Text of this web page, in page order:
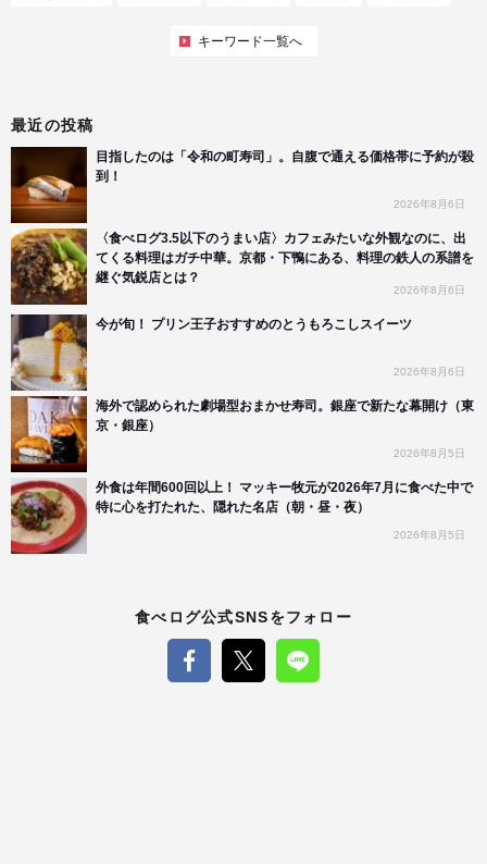
キーワード一覧へ
最近の投稿
目指したのは「令和の町寿司」。自腹で通える価格帯に予約が殺
到！
2026年8月6日
〈食べログ3.5以下のうまい店〉カフェみたいな外観なのに、出
てくる料理はガチ中華。京都・下鴨にある、料理の鉄人の系譜を
継ぐ気鋭店とは？
2026年8月6日
今が旬！ プリン王子おすすめのとうもろこしスイーツ
2026年8月6日
海外で認められた劇場型おまかせ寿司。銀座で新たな幕開け（東
京・銀座）
2026年8月5日
外食は年間600回以上！ マッキー牧元が2026年7月に食べた中で
特に心を打たれた、隠れた名店（朝・昼・夜）
2026年8月5日
食べログ公式SNSをフォロー